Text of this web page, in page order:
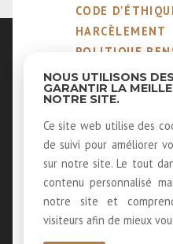
CODE
HARCÈLEMENT
POLITIQUE
NOTRE MÉTIER
MEMBRES
40 ANS
LOUER NOS
RECEVOIR NOTRE
NOUS UTILISONS
GARANTIR LA
NOTRE SITE.
Ce site web utilise des
de suivi pour améliorer
sur notre site. Le tout
contenu personnalisé
notre site et
visiteurs afin de mieux